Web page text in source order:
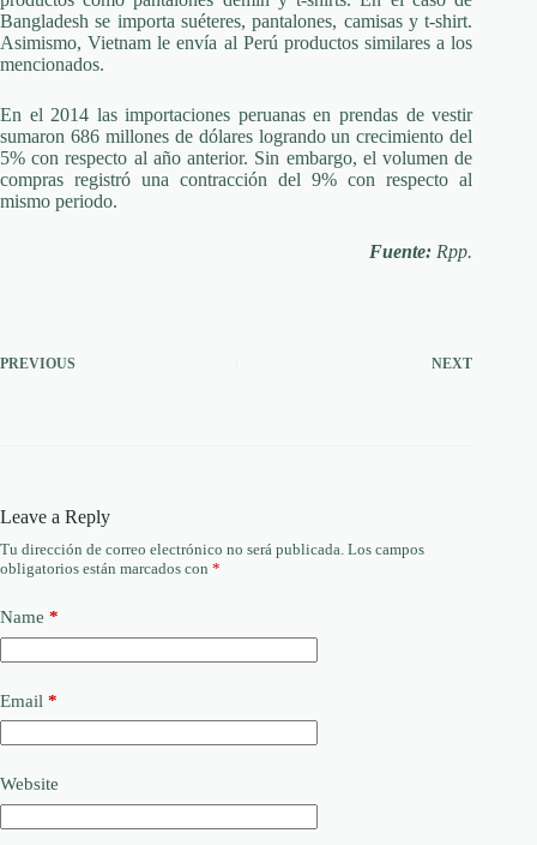
Bangladesh se importa suéteres, pantalones, camisas y t-shirt.
Asimismo, Vietnam le envía al Perú productos similares a los
mencionados.
En el 2014 las importaciones peruanas en prendas de vestir
sumaron 686 millones de dólares logrando un crecimiento del
5% con respecto al año anterior. Sin embargo, el volumen de
compras registró una contracción del 9% con respecto al
mismo periodo.
Fuente: Rpp.
PREVIOUS NEXT
Leave a Reply
Tu dirección de correo electrónico no será publicada. Los campos
obligatorios están marcados con *
Name *
Email *
Website